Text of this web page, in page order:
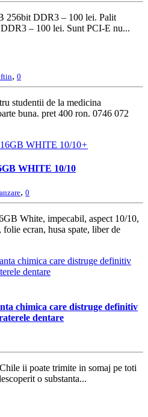
256bit DDR3 – 100 lei. Palit
– 100 lei. Sunt PCI-E nu...
, 0
studentii de la medicina
buna. pret 400 ron. 0746 072
+
WHITE 10/10
, 0
White, impecabil, aspect 10/10,
ecran, husa spate, liber de
chimica care distruge definitiv
dentare
ii poate trimite in somaj pe toti
o substanta...